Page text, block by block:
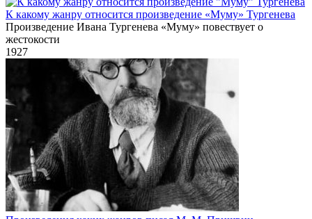
К какому жанру относится произведение «Муму» Тургенева
Произведение Ивана Тургенева «Муму» повествует о
жестокости
1927